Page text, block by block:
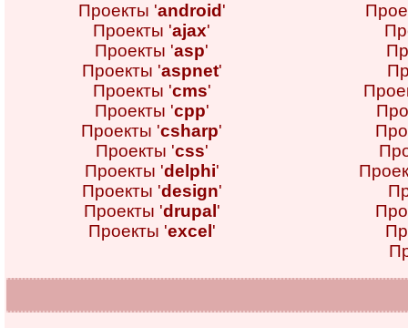
Проекты 'android '
Проекты 'ajax'
Проекты 'asp'
Проекты 'aspnet'
Проекты 'cms'
Проекты 'cpp'
Проекты 'csharp'
Проекты 'css'
Проекты 'delphi'
Проекты 'design'
Проекты 'drupal '
Проекты 'excel '